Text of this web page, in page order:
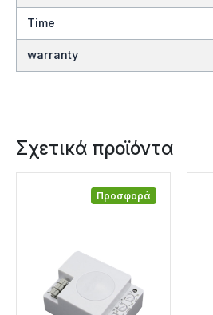
Time
warranty
Σχετικά προϊόντα
Προσφορά